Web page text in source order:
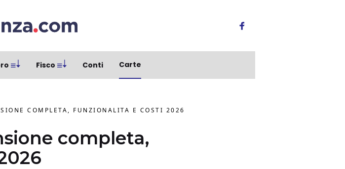
Fisco Conti Carte
COMPLETA, FUNZIONALITÀ E COSTI 2026
completa,